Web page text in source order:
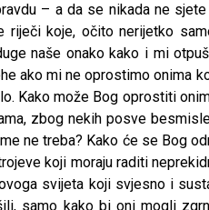
– a da se nikada ne
riječi koje, očito nerijetko
naše onako kako i mi
ako mi ne oprostimo onima
Kako može Bog oprostiti
zbog nekih posve
ne treba? Kako će se Bog
koji moraju raditi
svijeta koji svjesno i
samo kako bi oni mogli